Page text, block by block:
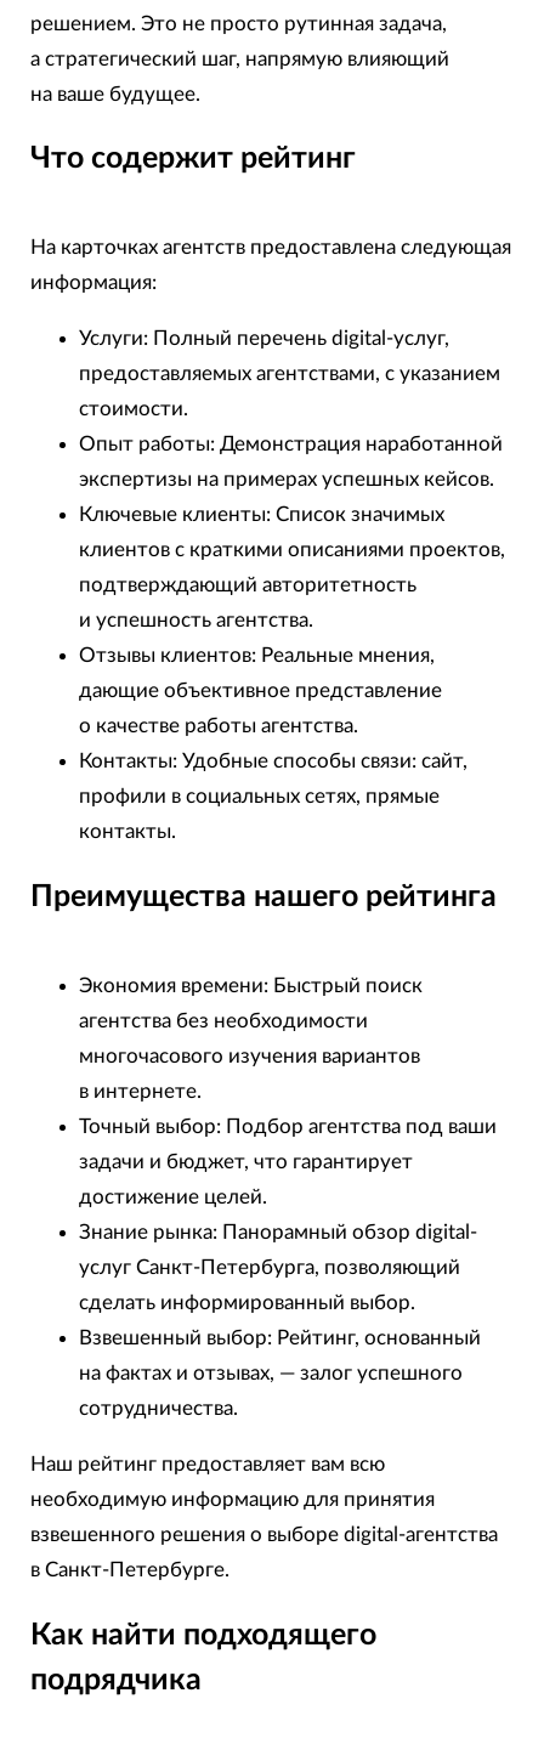
решением. Это не просто рутинная задача,
а стратегический шаг, напрямую влияющий
на ваше будущее.
Что содержит рейтинг
На карточках агентств предоставлена следующая
информация:
Услуги: Полный перечень digital-услуг,
предоставляемых агентствами, с указанием
стоимости.
Опыт работы: Демонстрация наработанной
экспертизы на примерах успешных кейсов.
Ключевые клиенты: Список значимых
клиентов с краткими описаниями проектов,
подтверждающий авторитетность
и успешность агентства.
Отзывы клиентов: Реальные мнения,
дающие объективное представление
о качестве работы агентства.
Контакты: Удобные способы связи: сайт,
профили в социальных сетях, прямые
контакты.
Преимущества нашего рейтинга
Экономия времени: Быстрый поиск
агентства без необходимости
многочасового изучения вариантов
в интернете.
Точный выбор: Подбор агентства под ваши
задачи и бюджет, что гарантирует
достижение целей.
Знание рынка: Панорамный обзор digital-
услуг Санкт-Петербурга, позволяющий
сделать информированный выбор.
Взвешенный выбор: Рейтинг, основанный
на фактах и отзывах, — залог успешного
сотрудничества.
Наш рейтинг предоставляет вам всю
необходимую информацию для принятия
взвешенного решения о выборе digital-агентства
в Санкт-Петербурге.
Как найти подходящего
подрядчика